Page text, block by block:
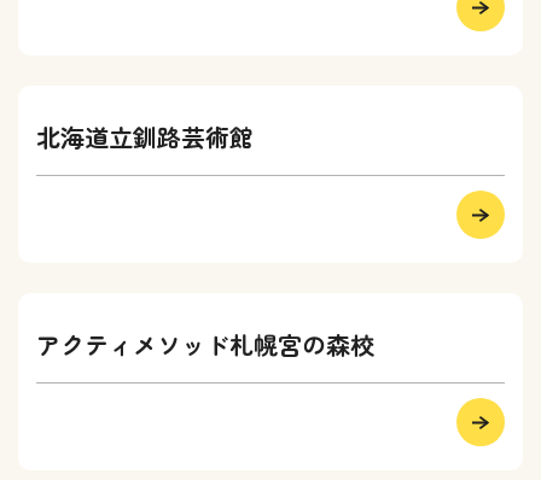
北海道立釧路芸術館
アクティメソッド札幌宮の森校